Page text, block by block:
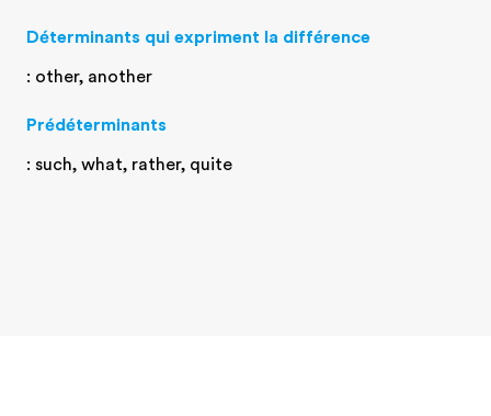
Déterminants qui expriment la différence
: other, another
Prédéterminants
: such, what, rather, quite